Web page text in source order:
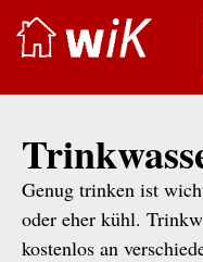
Genug trinken ist
oder eher kühl.
kostenlos an